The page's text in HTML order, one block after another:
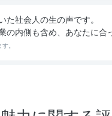
た社会人の生の声です。
の内側も含め、あなたに合
。